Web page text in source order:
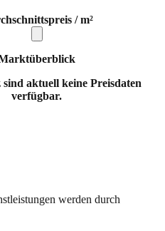
/ m²
aktuell keine Preisdaten
verfügbar.
werden durch